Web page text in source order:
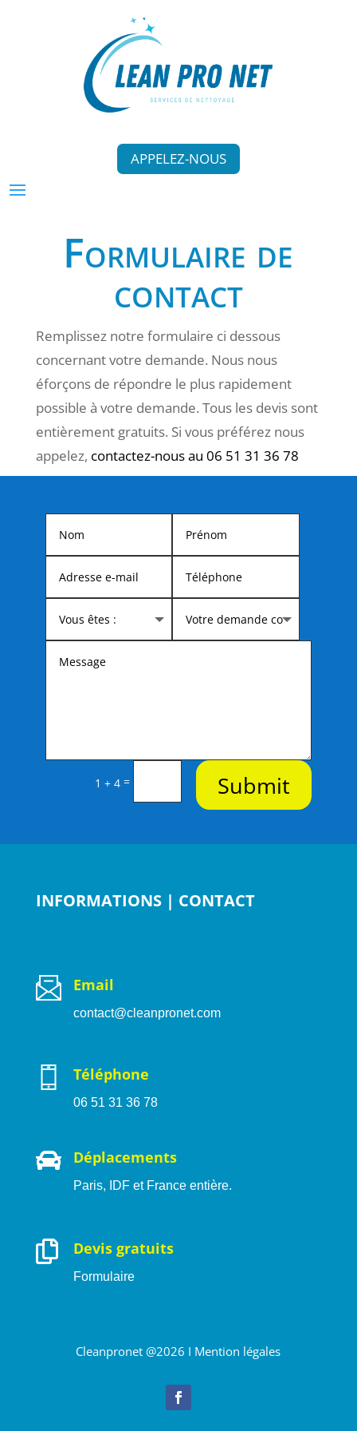
APPELEZ-NOUS
Formulaire de
contact
Remplissez notre formulaire ci dessous
concernant votre demande. Nous nous
éforçons de répondre le plus rapidement
possible à votre demande. Tous les devis sont
entièrement gratuits. Si vous préférez nous
appelez, contactez-nous au 06 51 31 36 78
1 + 4 = Submit
INFORMATIONS | CONTACT
Email
contact@cleanpronet.com
Téléphone
06 51 31 36 78
 Déplacements
Paris, IDF et France entière.
 Devis gratuits
Formulaire
Cleanpronet @2026 I Mention légales